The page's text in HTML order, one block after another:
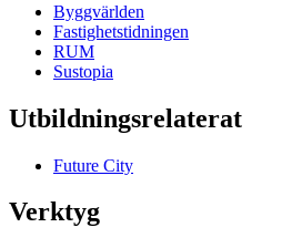
Byggvärlden
Fastighetstidningen
RUM
Sustopia
Utbildningsrelaterat
Future City
Verktyg